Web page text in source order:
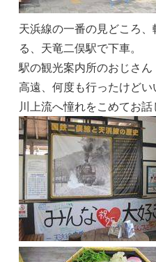
天浜線の一番の見どころ
る、天竜二俣駅で下車。
駅の観光案内所のおじさ
高遠、何度も行ったけど
川上流へ憧れをこめてお話